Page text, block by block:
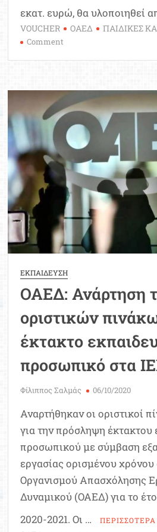
εκατ. ευρώ, θα υλοποιηθεί
VOUCHER ΟΑΕΔ ΠΑΙΔΙΚΕΣ
Comment
ΟΑΕΔ:
Ξεκινούν
οι
αιτήσεις
για
τα
voucher
–
Ποιοι
είναι
δικαιούχοι
ΕΚΠΑΙΔΕΥΣΗ
ΟΑΕΔ: Ανάρτηση
οριστικών
έκτακτο
προσωπικό στα
Φίλιππος Σαλμάς 06/10/2020
Αναρτήθηκαν οι οριστικοί
για την πρόσληψη έκτακτου
προσωπικού με σύμβαση
εργασίας ορισμένου
Οργανισμού Απασχόλησης
Δυναμικού (ΟΑΕΔ) για το
2020-2021. Οι …
ΠΕΡΙΣΣΟΤΕΡΑ